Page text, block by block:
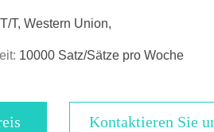
T, Western Union,
10000 Satz/Sätze pro Woche
Kontaktieren Sie